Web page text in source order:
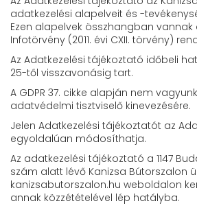
adatkezelési alapelveit és -
Ezen alapelvek összhangban vannak
Infotörvény (2011. évi CXII. törvény)
Az Adatkezelési tájékoztató időbeli
25-től visszavonásig tart.
A GDPR 37. cikke alapján nem
adatvédelmi tisztviselő kinevezésére.
Jelen Adatkezelési tájékoztatót az
egyoldalúan módosíthatja.
Az adatkezelési tájékoztató a 1147
szám alatt lévő Kanizsa Bútorszalon
kanizsabutorszalon.hu weboldalon
annak közzétételével lép hatályba.